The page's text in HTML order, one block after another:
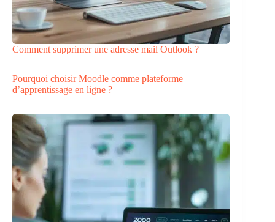
Comment supprimer une adresse mail Outlook ?
Pourquoi choisir Moodle comme plateforme
d’apprentissage en ligne ?